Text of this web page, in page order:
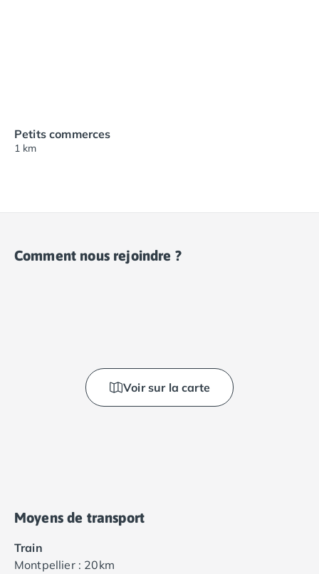
Petits commerces
1 km
Comment nous rejoindre ?
Voir sur la carte
Moyens de transport
Train
Montpellier : 20km